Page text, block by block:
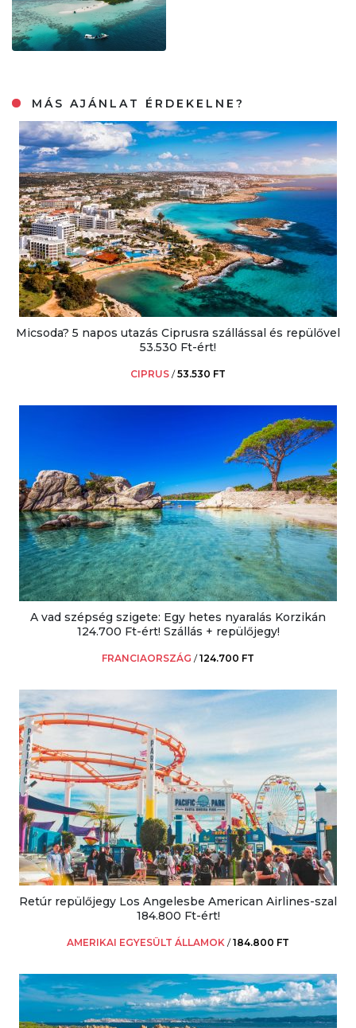
MÁS AJÁNLAT ÉRDEKELNE?
Micsoda? 5 napos utazás Ciprusra szállással és repülővel
53.530 Ft-ért!
CIPRUS /53.530 FT
A vad szépség szigete: Egy hetes nyaralás Korzikán
124.700 Ft-ért! Szállás + repülőjegy!
FRANCIAORSZÁG /124.700 FT
Retúr repülőjegy Los Angelesbe American Airlines-szal
184.800 Ft-ért!
AMERIKAI EGYESÜLT ÁLLAMOK /184.800 FT